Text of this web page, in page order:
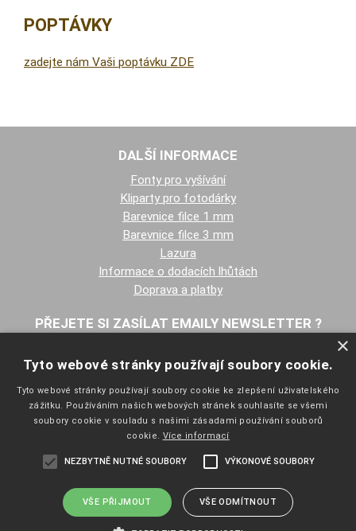
POPTÁVKY
zadejte nám Vaši poptávku ZDE
DALŠÍ INFORMACE
Fonty pro vyšívání
Kliparty pro fotodárky
Barevnice filce 1 mm
Barevnice filce 3 mm
Lazura
Informace o dodacích lhůtách
Doprava a platby
PŘEJETE SI ZASÍLAT EMAILY NEWSLETTER ?
NAVIGACE
Úvodní strana
Katalog zboží
Nákupní košík
×
Tyto webové stránky používají soubory cookie.
Tyto webové stránky používají soubory cookie ke zlepšení uživatelského
zážitku. Používáním našich webových stránek souhlasíte se všemi
soubory cookie v souladu s našimi zásadami používání souborů
cookie. Více informací
NEZBYTNĚ NUTNÉ SOUBORY VÝKONOVÉ SOUBORY
VŠE PŘIJMOUT VŠE ODMÍTNOUT